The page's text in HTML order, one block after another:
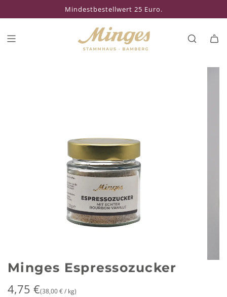
Mindestbestellwert 25 Euro.
Minges Espressozucker
Regulärer
4,75 €(38,00 €/ kg)